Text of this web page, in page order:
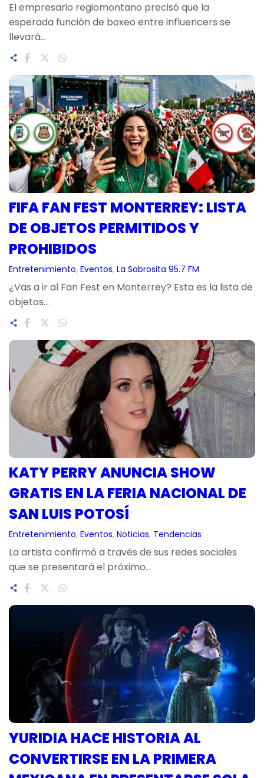
El empresario regiomontano precisó que la
esperada función de boxeo entre influencers se
llevará…
FIFA FAN FEST MONTERREY: LISTA
DE OBJETOS PERMITIDOS Y
PROHIBIDOS
Entretenimiento, Eventos, La Sabrosita 95.7 FM
¿Vas a ir al Fan Fest en Monterrey? Esta es la lista de
objetos…
KATY PERRY ANUNCIA SHOW
GRATIS EN LA FERIA NACIONAL DE
SAN LUIS POTOSÍ
Entretenimiento, Eventos, Noticias, Tendencias
La artista confirmó a través de sus redes sociales
que se presentará el próximo…
YURIDIA HACE HISTORIA AL
CONVERTIRSE EN LA PRIMERA